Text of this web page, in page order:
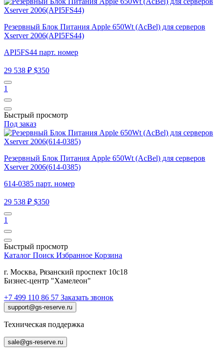
Резервный Блок Питания Apple 650Wt (AcBel) для серверов
Xserver 2006(API5FS44)
API5FS44 парт. номер
29 538 ₽ $350
1
Быстрый просмотр
Под заказ
Резервный Блок Питания Apple 650Wt (AcBel) для серверов
Xserver 2006(614-0385)
614-0385 парт. номер
29 538 ₽ $350
1
Быстрый просмотр
Каталог Поиск Избранное Корзина
г. Москва, Рязанский проспект 10с18
Бизнес-центр "Хамелеон"
+7 499 110 86 57 Заказать звонок
support@gs-reserve.ru
Техническая поддержка
sale@gs-reserve.ru